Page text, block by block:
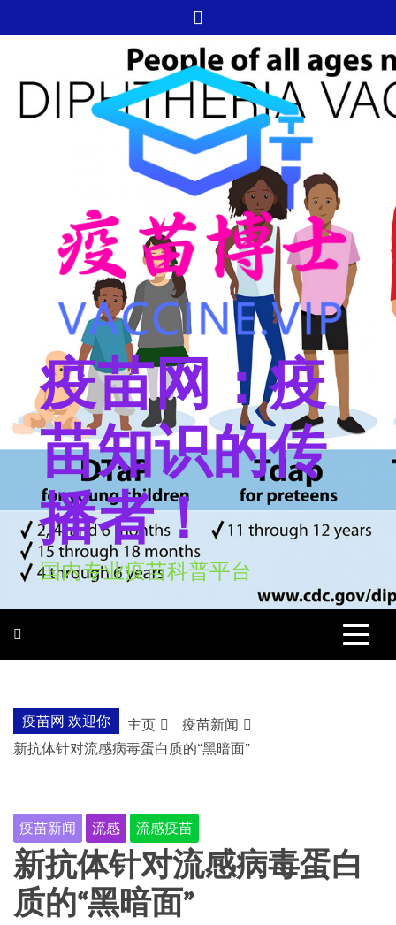
至
疫苗网：疫
苗知识的传
播者！
国内专业疫苗科普平台
疫苗网 欢迎你 主页
疫苗新闻
新抗体针对流感病毒蛋白质的“黑暗面”
疫苗新闻 流感 流感疫苗
新抗体针对流感病毒蛋白
质的“黑暗面”